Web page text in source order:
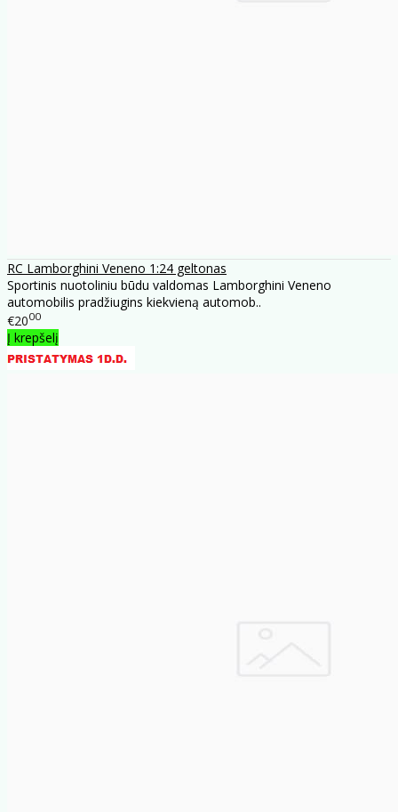
RC Lamborghini Veneno 1:24 geltonas
Sportinis nuotoliniu būdu valdomas Lamborghini Veneno
automobilis pradžiugins kiekvieną automob..
€2000
Į krepšelį